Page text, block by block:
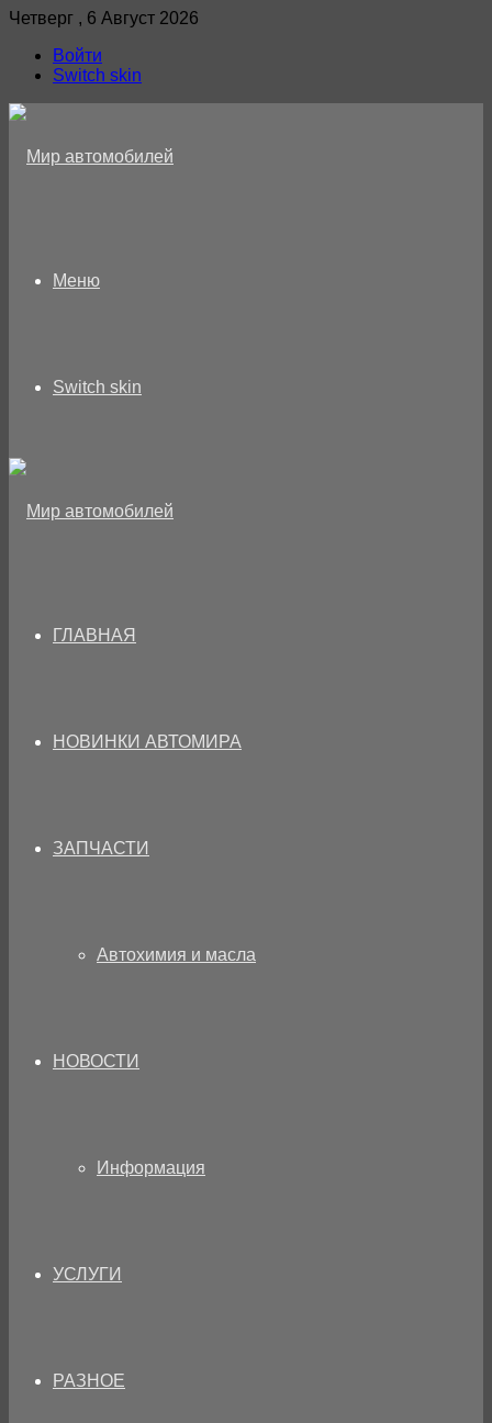
Четверг , 6 Август 2026
Войти
Switch skin
Меню
Switch skin
ГЛАВНАЯ
НОВИНКИ АВТОМИРА
ЗАПЧАСТИ
Автохимия и масла
НОВОСТИ
Информация
УСЛУГИ
РАЗНОЕ